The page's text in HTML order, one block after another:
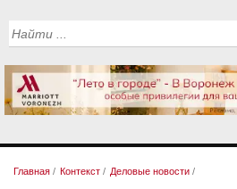
Главная / Контекст / Деловые новости /